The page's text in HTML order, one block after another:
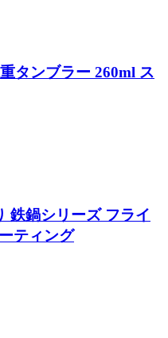
タンブラー 260ml ス
鉄鍋シリーズ フライ
ティング